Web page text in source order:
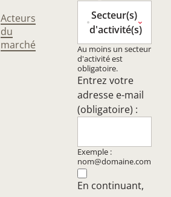
Acteurs
du
marché
Secteur(s)
d'activité(s)
Au moins un secteur
d'activité est
obligatoire.
Entrez votre
adresse e-mail
(obligatoire) :
Exemple :
nom@domaine.com
En continuant,